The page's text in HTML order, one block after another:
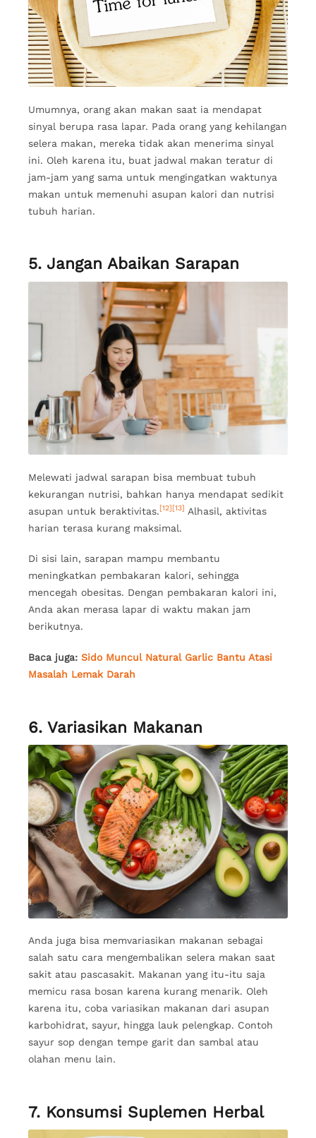
Umumnya, orang akan makan saat ia mendapat
sinyal berupa rasa lapar. Pada orang yang kehilangan
selera makan, mereka tidak akan menerima sinyal
ini. Oleh karena itu, buat jadwal makan teratur di
jam-jam yang sama untuk mengingatkan waktunya
makan untuk memenuhi asupan kalori dan nutrisi
tubuh harian.
5. Jangan Abaikan Sarapan
Melewati jadwal sarapan bisa membuat tubuh
kekurangan nutrisi, bahkan hanya mendapat sedikit
asupan untuk beraktivitas. [12] [13] Alhasil, aktivitas
harian terasa kurang maksimal.
Di sisi lain, sarapan mampu membantu
meningkatkan pembakaran kalori, sehingga
mencegah obesitas. Dengan pembakaran kalori ini,
Anda akan merasa lapar di waktu makan jam
berikutnya.
Baca juga: Sido Muncul Natural Garlic Bantu Atasi
Masalah Lemak Darah
6. Variasikan Makanan
Anda juga bisa memvariasikan makanan sebagai
salah satu cara mengembalikan selera makan saat
sakit atau pascasakit. Makanan yang itu-itu saja
memicu rasa bosan karena kurang menarik. Oleh
karena itu, coba variasikan makanan dari asupan
karbohidrat, sayur, hingga lauk pelengkap. Contoh
sayur sop dengan tempe garit dan sambal atau
olahan menu lain.
7. Konsumsi Suplemen Herbal